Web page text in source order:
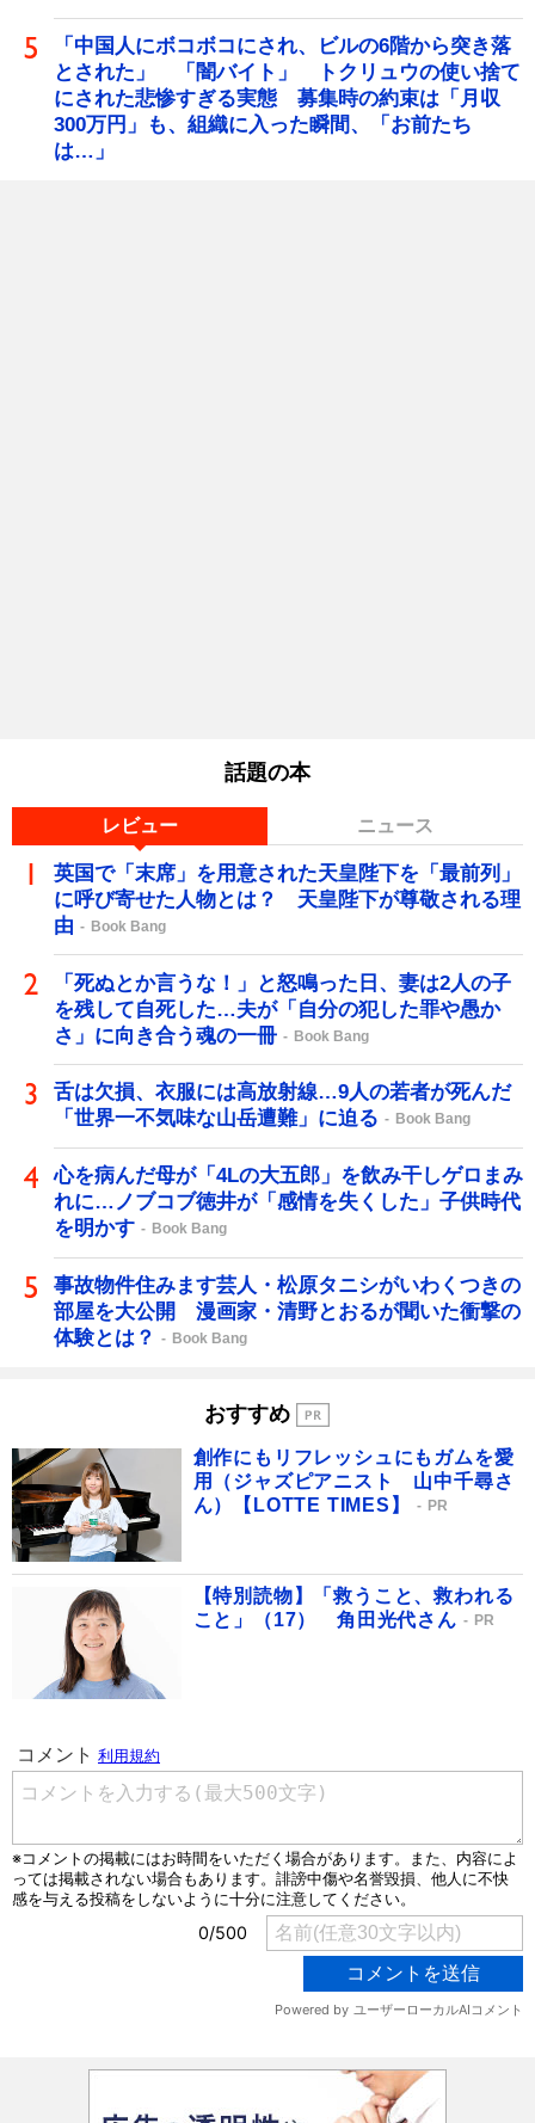
「中国人にボコボコにされ、ビルの6階から突き落
とされた」 「闇バイト」 トクリュウの使い捨て
にされた悲惨すぎる実態 募集時の約束は「月収
300万円」も、組織に入った瞬間、「お前たち
は…」
話題の本
レビュー ニュース
英国で「末席」を用意された天皇陛下を「最前列」
に呼び寄せた人物とは？ 天皇陛下が尊敬される理
由
Book Bang
「死ぬとか言うな！」と怒鳴った日、妻は2人の子
を残して自死した…夫が「自分の犯した罪や愚か
さ」に向き合う魂の一冊
Book Bang
舌は欠損、衣服には高放射線…9人の若者が死んだ
「世界一不気味な山岳遭難」に迫る
Book Bang
心を病んだ母が「4Lの大五郎」を飲み干しゲロまみ
れに…ノブコブ徳井が「感情を失くした」子供時代
を明かす
Book Bang
事故物件住みます芸人・松原タニシがいわくつきの
部屋を大公開 漫画家・清野とおるが聞いた衝撃の
体験とは？
Book Bang
おすすめ
創作にもリフレッシュにもガムを愛
用（ジャズピアニスト 山中千尋さ
ん）【LOTTE TIMES】
PR
【特別読物】「救うこと、救われる
こと」（17） 角田光代さん
PR